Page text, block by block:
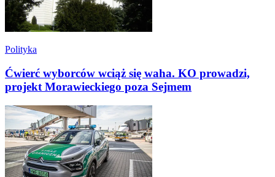
Polityka
Ćwierć wyborców wciąż się waha. KO prowadzi,
projekt Morawieckiego poza Sejmem